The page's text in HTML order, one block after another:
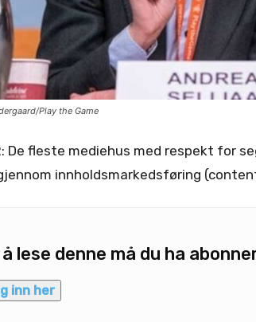
Play the Game
De fleste mediehus med respekt for
innholdsmarkedsføring
å lese denne må du ha
inn her